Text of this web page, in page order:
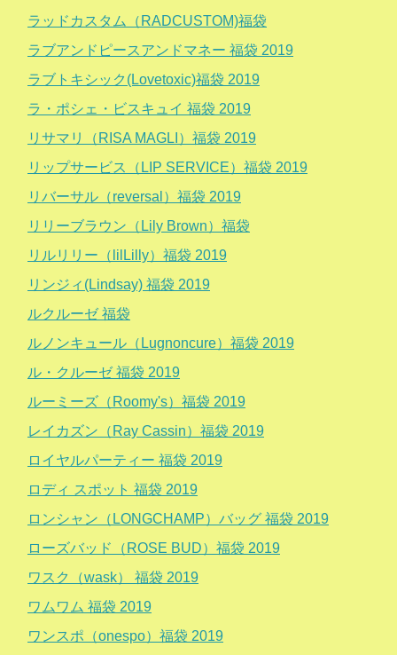
ラッドカスタム（RADCUSTOM)福袋
ラブアンドピースアンドマネー 福袋 2019
ラブトキシック(Lovetoxic)福袋 2019
ラ・ポシェ・ビスキュイ 福袋 2019
リサマリ（RISA MAGLI）福袋 2019
リップサービス（LIP SERVICE）福袋 2019
リバーサル（reversal）福袋 2019
リリーブラウン（Lily Brown）福袋
リルリリー（lilLilly）福袋 2019
リンジィ(Lindsay) 福袋 2019
ルクルーゼ 福袋
ルノンキュール（Lugnoncure）福袋 2019
ル・クルーゼ 福袋 2019
ルーミーズ（Roomy's）福袋 2019
レイカズン（Ray Cassin）福袋 2019
ロイヤルパーティー 福袋 2019
ロディ スポット 福袋 2019
ロンシャン（LONGCHAMP）バッグ 福袋 2019
ローズバッド（ROSE BUD）福袋 2019
ワスク（wask） 福袋 2019
ワムワム 福袋 2019
ワンスポ（onespo）福袋 2019